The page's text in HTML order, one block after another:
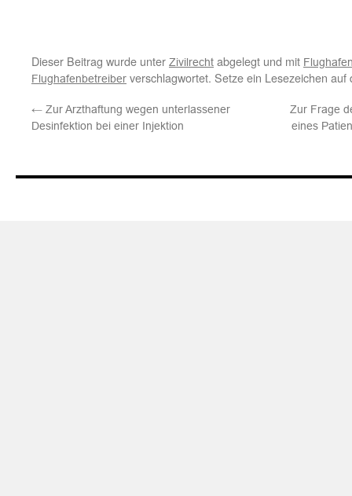
Dieser Beitrag wurde unter Zivilrecht abgelegt und mit
Flughafenbetreiber verschlagwortet. Setze ein Lesezeichen
← Zur Arzthaftung wegen unterlassener
Desinfektion bei einer Injektion
Zur Frage
eines